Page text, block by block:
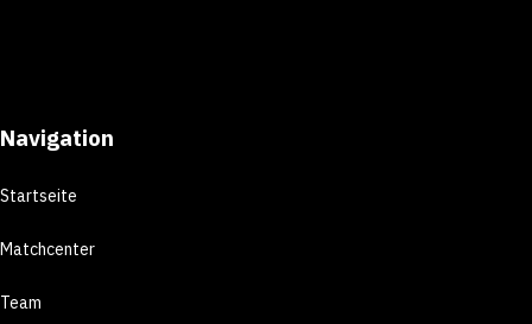
Navigation
Startseite
Matchcenter
Team